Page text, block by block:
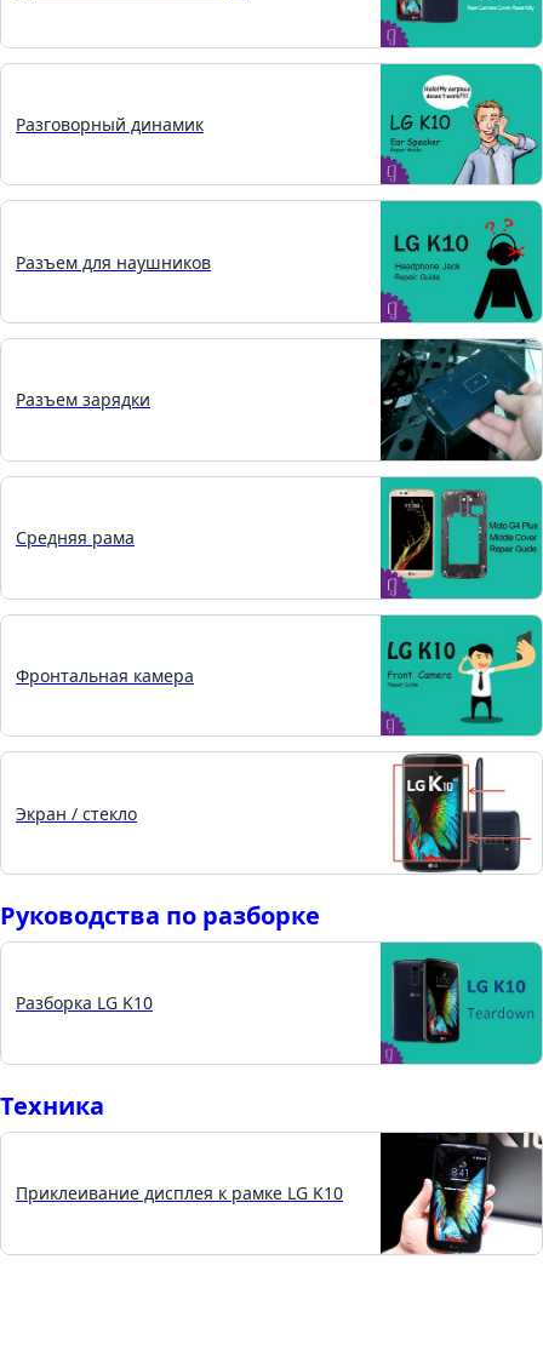
Разговорный динамик
Разъем для наушников
Разъем зарядки
Средняя рама
Фронтальная камера
Экран / стекло
Руководства по разборке
Разборка LG K10
Техника
Приклеивание дисплея к рамке LG K10